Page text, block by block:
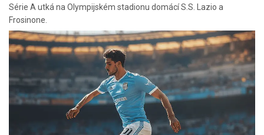
Série A utká na Olympijském stadionu domácí S.S. Lazio a
Frosinone.